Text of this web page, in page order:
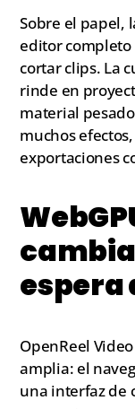
Sobre el papel,
editor
cortar clips. La
rinde en
material
muchos
exportaciones
espera
OpenReel
amplia: el
una interfaz de